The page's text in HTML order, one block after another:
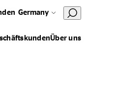
Germany
Über uns